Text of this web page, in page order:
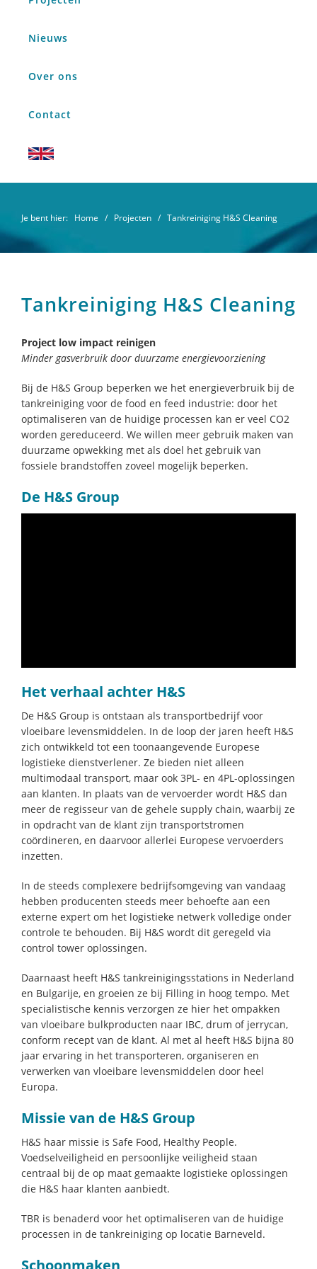
Nieuws
Over ons
Contact
Je bent hier: Home / Projecten / Tankreiniging H&S Cleaning
Tankreiniging H&S Cleaning
Project low impact reinigen
Minder gasverbruik door duurzame energievoorziening
Bij de H&S Group beperken we het energieverbruik bij de
tankreiniging voor de food en feed industrie: door het
optimaliseren van de huidige processen kan er veel CO2
worden gereduceerd. We willen meer gebruik maken van
duurzame opwekking met als doel het gebruik van
fossiele brandstoffen zoveel mogelijk beperken.
De H&S Group
Het verhaal achter H&S
De H&S Group is ontstaan als transportbedrijf voor
vloeibare levensmiddelen. In de loop der jaren heeft H&S
zich ontwikkeld tot een toonaangevende Europese
logistieke dienstverlener. Ze bieden niet alleen
multimodaal transport, maar ook 3PL- en 4PL-oplossingen
aan klanten. In plaats van de vervoerder wordt H&S dan
meer de regisseur van de gehele supply chain, waarbij ze
in opdracht van de klant zijn transportstromen
coördineren, en daarvoor allerlei Europese vervoerders
inzetten.
In de steeds complexere bedrijfsomgeving van vandaag
hebben producenten steeds meer behoefte aan een
externe expert om het logistieke netwerk volledige onder
controle te behouden. Bij H&S wordt dit geregeld via
control tower oplossingen.
Daarnaast heeft H&S tankreinigingsstations in Nederland
en Bulgarije, en groeien ze bij Filling in hoog tempo. Met
specialistische kennis verzorgen ze hier het ompakken
van vloeibare bulkproducten naar IBC, drum of jerrycan,
conform recept van de klant. Al met al heeft H&S bijna 80
jaar ervaring in het transporteren, organiseren en
verwerken van vloeibare levensmiddelen door heel
Europa.
Missie van de H&S Group
H&S haar missie is Safe Food, Healthy People.
Voedselveiligheid en persoonlijke veiligheid staan
centraal bij de op maat gemaakte logistieke oplossingen
die H&S haar klanten aanbiedt.
TBR is benaderd voor het optimaliseren van de huidige
processen in de tankreiniging op locatie Barneveld.
Schoonmaken